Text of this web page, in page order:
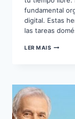
fundamental
digital. Estas
las tareas
LER MAISCÓMO
EN